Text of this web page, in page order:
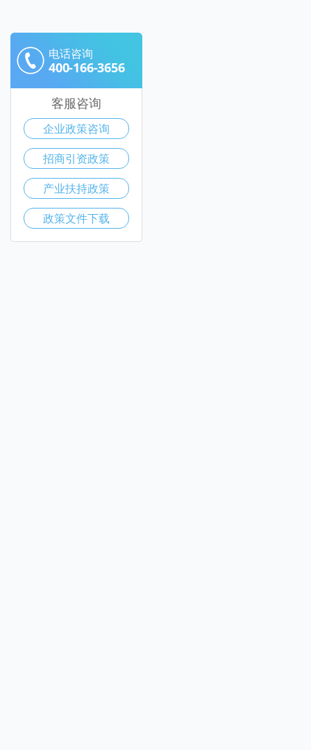
电话咨询
400-166-3656
客服咨询
企业政策咨询
招商引资政策
产业扶持政策
政策文件下载